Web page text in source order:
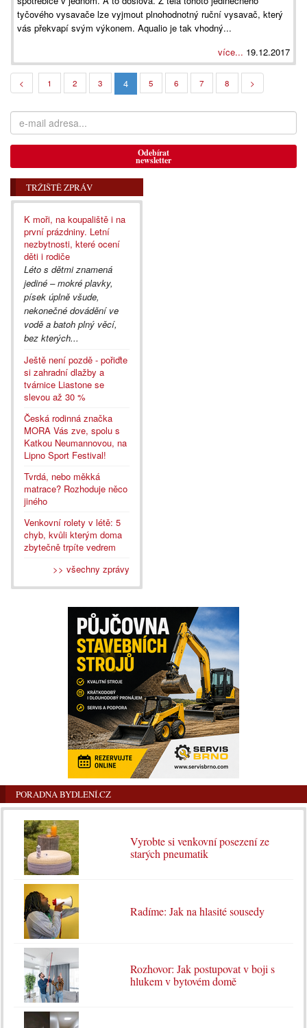
tyčového vysavače lze vyjmout plnohodnotný ruční vysavač, který
vás překvapí svým výkonem. Aqualio je tak vhodný...
více... 19.12.2017
< 1 2 3 4 5 6 7 8 >
Odebírat
newsletter
TRŽIŠTĚ ZPRÁV
K moři, na koupaliště i na
první prázdniny. Letní
nezbytnosti, které ocení
děti i rodiče
Léto s dětmi znamená
jediné – mokré plavky,
písek úplně všude,
nekonečné dovádění ve
vodě a batoh plný věcí,
bez kterých...
Ještě není pozdě - pořiďte
si zahradní dlažby a
tvárnice Liastone se
slevou až 30 %
Česká rodinná značka
MORA Vás zve, spolu s
Katkou Neumannovou, na
Lipno Sport Festival!
Tvrdá, nebo měkká
matrace? Rozhoduje něco
jiného
Venkovní rolety v létě: 5
chyb, kvůli kterým doma
zbytečně trpíte vedrem
>> všechny zprávy
PORADNA BYDLENÍ.CZ
Vyrobte si venkovní posezení ze
starých pneumatik
Radíme: Jak na hlasité sousedy
Rozhovor: Jak postupovat v boji s
hlukem v bytovém domě